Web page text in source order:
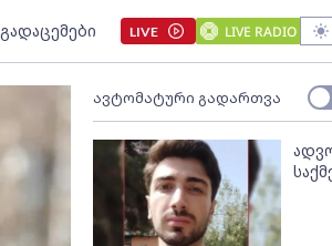
LIVE LIVE RADIO
ავტომატური გადართვა